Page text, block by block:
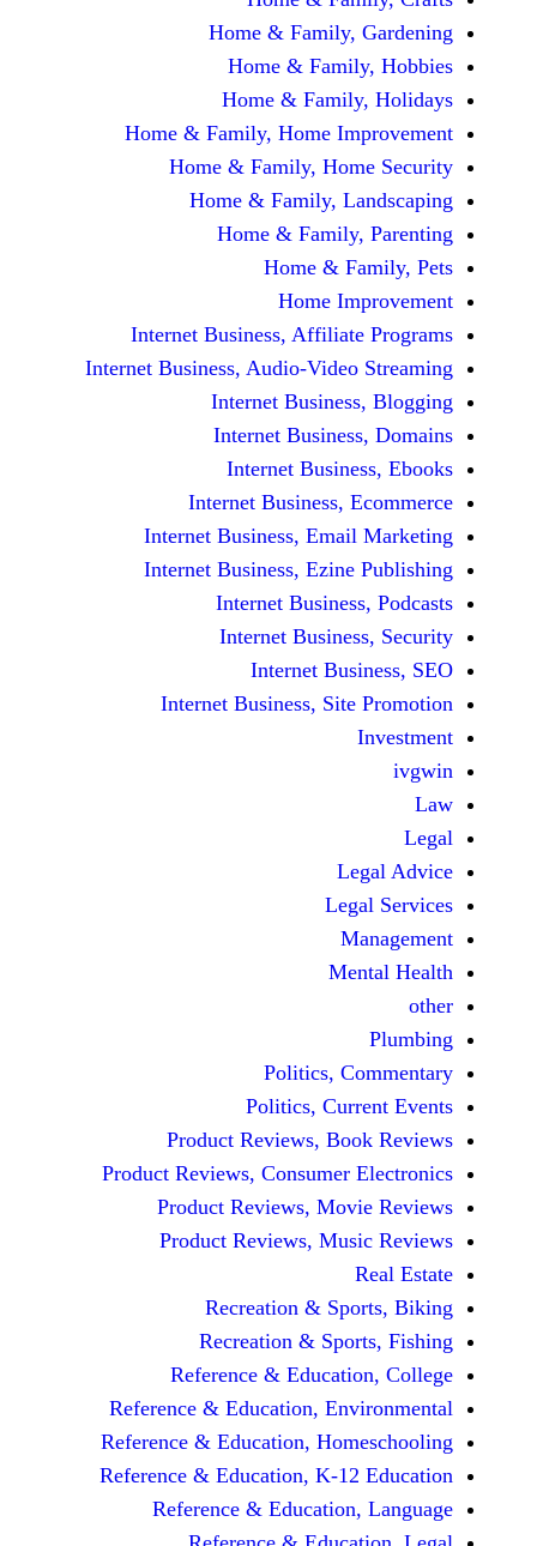
Home &
Home &
Home &
Home & Family, Home
Home & Family,
Home & Family,
Home &
Home &
Home
Internet Business,
Internet Business, Audio-
Internet
Internet
Internet
Internet Business,
Internet Business,
Internet Business,
Internet
Internet
Internet
Internet Business,
Politics,
Politics,
Product Reviews,
Product Reviews, Consumer
Product Reviews,
Product Reviews,
Recreation &
Recreation &
Reference &
Reference & Education,
Reference & Education,
Reference & Education, K-
Reference &